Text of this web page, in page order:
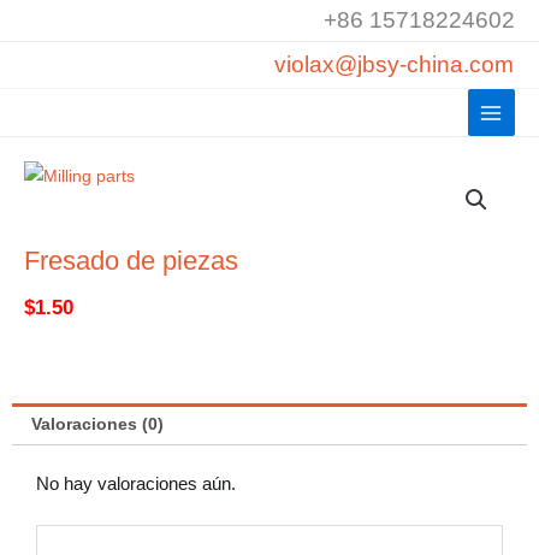
+86 15718224602
violax@jbsy-china.com
Fresado de piezas
$1.50
Valoraciones (0)
No hay valoraciones aún.